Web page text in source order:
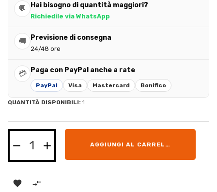
💬 Hai bisogno di quantità maggiori?
Richiedile via WhatsApp
🚚 Previsione di consegna
24/48 ore
💳 Paga con PayPal anche a rate
PayPal Visa Mastercard Bonifico
QUANTITÀ DISPONIBILI: 1
AGGIUNGI AL CARRELLO
 